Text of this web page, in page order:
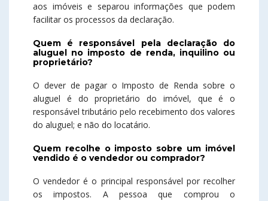
aos imóveis e separou informações que podem
facilitar os processos da declaração.
Quem é responsável pela declaração do
aluguel no imposto de renda, inquilino ou
proprietário?
O dever de pagar o Imposto de Renda sobre o
aluguel é do proprietário do imóvel, que é o
responsável tributário pelo recebimento dos valores
do aluguel; e não do locatário.
Quem recolhe o imposto sobre um imóvel
vendido é o vendedor ou comprador?
O vendedor é o principal responsável por recolher
os impostos. A pessoa que comprou o